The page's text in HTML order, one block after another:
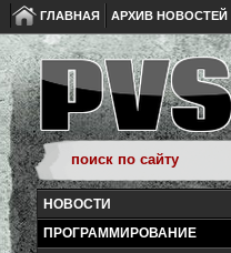
ГЛАВНАЯ АРХИВ НОВОСТЕЙ
НОВОСТИ
ПРОГРАММИРОВАНИЕ